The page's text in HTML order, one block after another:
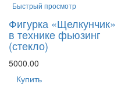
Быстрый просмотр
Фигурка «Щелкунчик»
в технике фьюзинг
(стекло)
5000.00
Купить